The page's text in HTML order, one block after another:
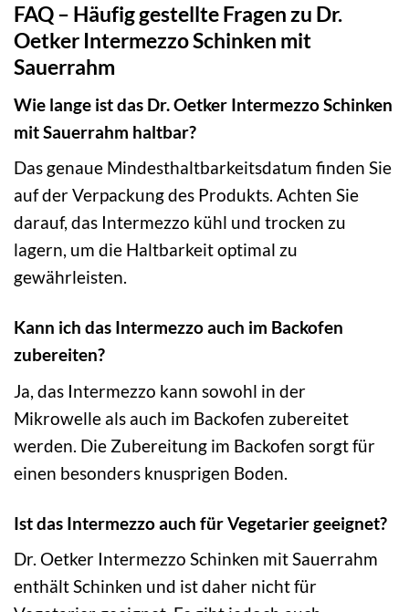
FAQ – Häufig gestellte Fragen zu Dr.
Oetker Intermezzo Schinken mit
Sauerrahm
Wie lange ist das Dr. Oetker Intermezzo Schinken
mit Sauerrahm haltbar?
Das genaue Mindesthaltbarkeitsdatum finden Sie
auf der Verpackung des Produkts. Achten Sie
darauf, das Intermezzo kühl und trocken zu
lagern, um die Haltbarkeit optimal zu
gewährleisten.
Kann ich das Intermezzo auch im Backofen
zubereiten?
Ja, das Intermezzo kann sowohl in der
Mikrowelle als auch im Backofen zubereitet
werden. Die Zubereitung im Backofen sorgt für
einen besonders knusprigen Boden.
Ist das Intermezzo auch für Vegetarier geeignet?
Dr. Oetker Intermezzo Schinken mit Sauerrahm
enthält Schinken und ist daher nicht für